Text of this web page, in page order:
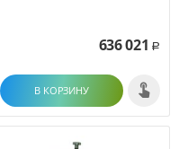
636 021 Р
В КОРЗИНУ